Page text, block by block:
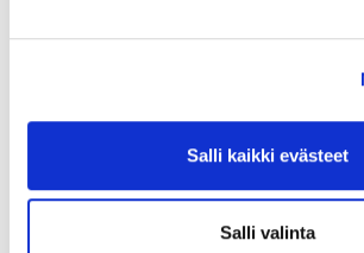
Salli kaikki evästeet
Salli valinta
7.8.2026 TYÖSUHDEASIAT
Työterveyshuoltoa
asetus uudistuu –
vapaaehtoiset palvelut
Hyvän työterveyshuoltokäytännön